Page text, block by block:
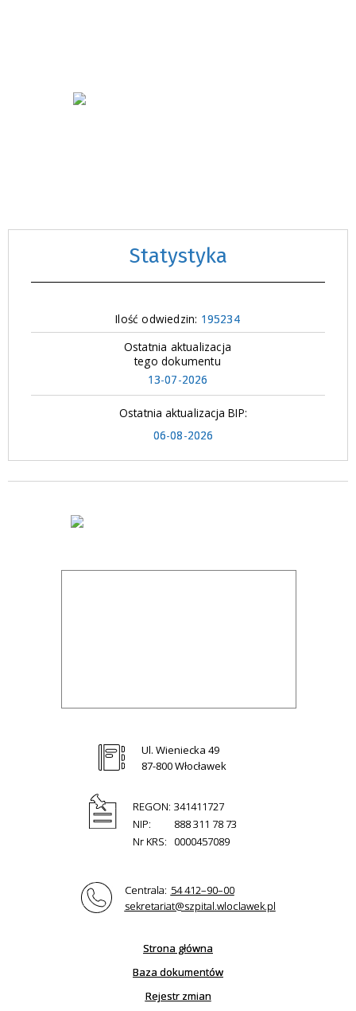
Statystyka
Ilość odwiedzin: 195234
Ostatnia aktualizacja
tego dokumentu
13-07-2026
Ostatnia aktualizacja BIP:
06-08-2026
Ul. Wieniecka 49
87-800 Włocławek
REGON: 341411727
NIP:
888 311 78 73
Nr KRS:
0000457089
Centrala: 54 412–90–00
sekretariat@szpital.wloclawek.pl
Strona główna
Baza dokumentów
Rejestr zmian